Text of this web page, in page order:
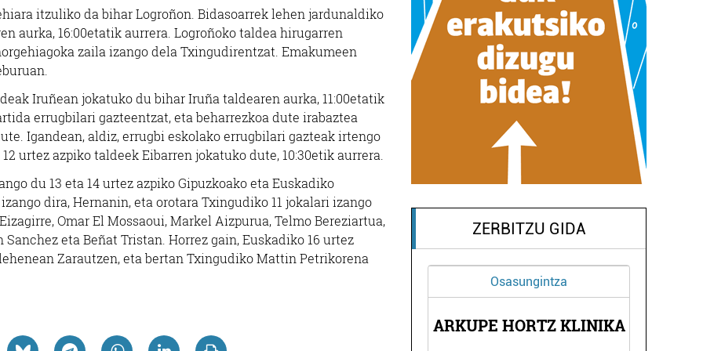
itzuliko da bihar Logroñon. Bidasoarrek lehen jardunaldiko
aurka, 16:00etatik aurrera. Logroñoko taldea hirugarren
zaila izango dela Txingudirentzat. Emakumeen
Iruñean jokatuko du bihar Iruña taldearen aurka, 11:00etatik
errugbilari gazteentzat, eta beharrezkoa dute irabaztea
Igandean, aldiz, errugbi eskolako errugbilari gazteak irtengo
urtez azpiko taldeek Eibarren jokatuko dute, 10:30etik aurrera.
du 13 eta 14 urtez azpiko Gipuzkoako eta Euskadiko
dira, Hernanin, eta orotara Txingudiko 11 jokalari izango
Omar El Mossaoui, Markel Aizpurua, Telmo Bereziartua,
eta Beñat Tristan. Horrez gain, Euskadiko 16 urtez
Zarautzen, eta bertan Txingudiko Mattin Petrikorena
ZERBITZU GIDA
Osasungintza
ARKUPE HORTZ KLINIKA